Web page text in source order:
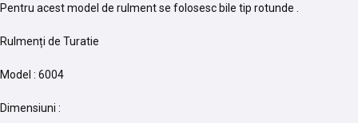
Pentru acest model de rulment se folosesc bile tip rotunde .
Rulmenți de Turatie
Model : 6004
Dimensiuni :